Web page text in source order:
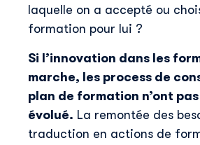
laquelle on a accepté ou
formation pour lui ?
Si l’innovation dans les
marche, les process de
plan de formation n’ont
évolué. La remontée des
traduction en actions de